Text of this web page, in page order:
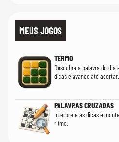
MEUS JOGOS
TERMO
Descubra a palavra do dia
dicas e avance até acertar.
PALAVRAS CRUZADAS
Interprete as dicas e
ritmo.